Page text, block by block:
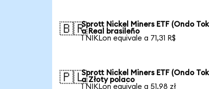
🇧🇷Sprott Nickel Miners ETF (Ondo
a Real brasileño
1 NIKLon equivale a 71,31 R$
🇵🇱Sprott Nickel Miners ETF (Ondo
a Złoty polaco
1 NIKLon equivale a 51,98 zł